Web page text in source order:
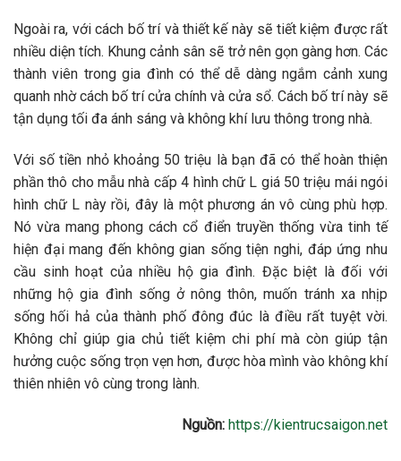
Ngoài ra, với cách bố trí và thiết kế này sẽ tiết kiệm được rất
nhiều diện tích. Khung cảnh sân sẽ trở nên gọn gàng hơn. Các
thành viên trong gia đình có thể dễ dàng ngắm cảnh xung
quanh nhờ cách bố trí cửa chính và cửa sổ. Cách bố trí này sẽ
tận dụng tối đa ánh sáng và không khí lưu thông trong nhà.
Với số tiền nhỏ khoảng 50 triệu là bạn đã có thể hoàn thiện
phần thô cho mẫu nhà cấp 4 hình chữ L giá 50 triệu mái ngói
hình chữ L này rồi, đây là một phương án vô cùng phù hợp.
Nó vừa mang phong cách cổ điển truyền thống vừa tinh tế
hiện đại mang đến không gian sống tiện nghi, đáp ứng nhu
cầu sinh hoạt của nhiều hộ gia đình. Đặc biệt là đối với
những hộ gia đình sống ở nông thôn, muốn tránh xa nhịp
sống hối hả của thành phố đông đúc là điều rất tuyệt vời.
Không chỉ giúp gia chủ tiết kiệm chi phí mà còn giúp tận
hưởng cuộc sống trọn vẹn hơn, được hòa mình vào không khí
thiên nhiên vô cùng trong lành.
Nguồn: https://kientrucsaigon.net